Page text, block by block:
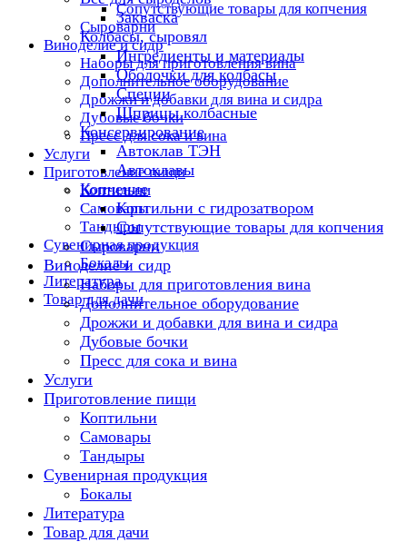
Сопутствующие товары для копчения
Сыроварни
Виноделие и сидр
Наборы для приготовления вина
Дополнительное оборудование
Дрожжи и добавки для вина и сидра
Дубовые бочки
Пресс для сока и вина
Услуги
Приготовление пищи
Коптильни
Самовары
Тандыры
Сувенирная продукция
Бокалы
Литература
Товар для дачи
Закваска
Колбасы, сыровял
Ингредиенты и материалы
Оболочки для колбасы
Специи
Шприцы колбасные
Консервирование
Автоклав ТЭН
Автоклавы
Копчение
Коптильни с гидрозатвором
Сопутствующие товары для копчения
Сыроварни
Виноделие и сидр
Наборы для приготовления вина
Дополнительное оборудование
Дрожжи и добавки для вина и сидра
Дубовые бочки
Пресс для сока и вина
Услуги
Приготовление пищи
Коптильни
Самовары
Тандыры
Сувенирная продукция
Бокалы
Литература
Товар для дачи